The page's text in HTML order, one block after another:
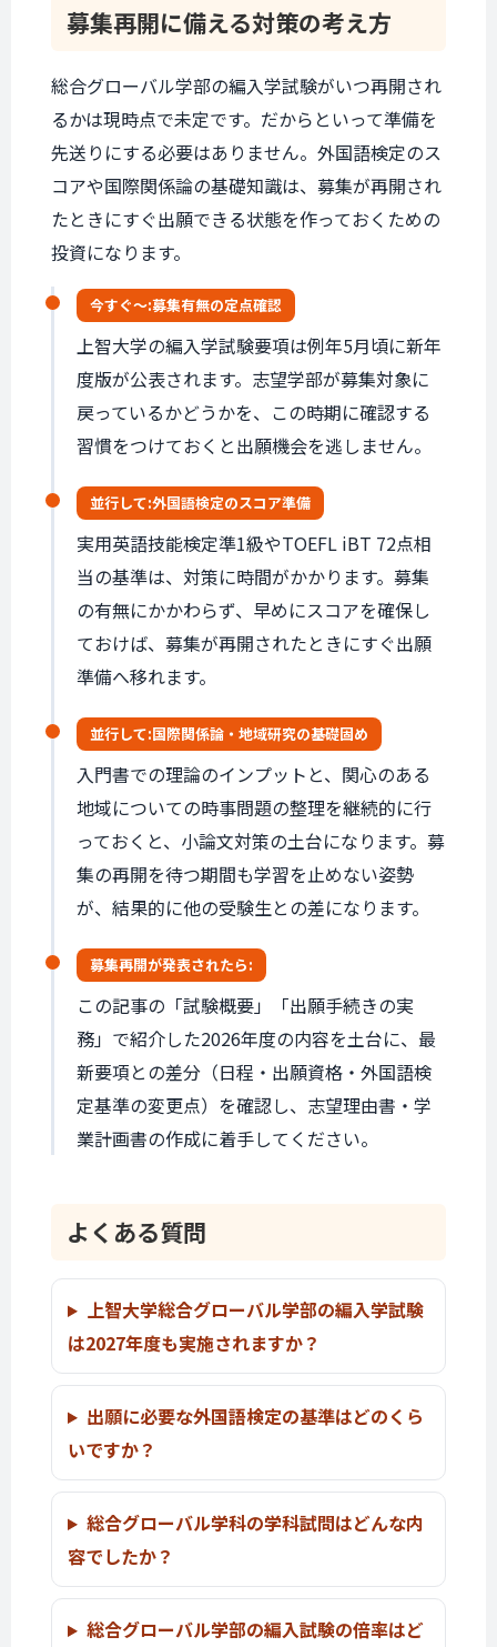
募集再開に備える対策の考え方
総合グローバル学部の編入学試験がいつ再開され
るかは現時点で未定です。だからといって準備を
先送りにする必要はありません。外国語検定のス
コアや国際関係論の基礎知識は、募集が再開され
たときにすぐ出願できる状態を作っておくための
投資になります。
今すぐ〜:募集有無の定点確認
上智大学の編入学試験要項は例年5月頃に新年
度版が公表されます。志望学部が募集対象に
戻っているかどうかを、この時期に確認する
習慣をつけておくと出願機会を逃しません。
並行して:外国語検定のスコア準備
実用英語技能検定準1級やTOEFL iBT 72点相
当の基準は、対策に時間がかかります。募集
の有無にかかわらず、早めにスコアを確保し
ておけば、募集が再開されたときにすぐ出願
準備へ移れます。
並行して:国際関係論・ 地域研究の基礎固め
入門書での理論のインプットと、関心のある
地域についての時事問題の整理を継続的に行
っておくと、小論文対策の土台になります。募
集の再開を待つ期間も学習を止めない姿勢
が、結果的に他の受験生との差になります。
募集再開が発表されたら:
この記事の「試験概要」「出願手続きの実
務」で紹介した2026年度の内容を土台に、最
新要項との差分（日程・出願資格・外国語検
定基準の変更点）を確認し、志望理由書・学
業計画書の作成に着手してください。
よくある質問
上智大学総合グローバル学部の編入学試験
は2027年度も実施されますか？
出願に必要な外国語検定の基準はどのくら
いですか？
総合グローバル学科の学科試問はどんな内
容でしたか？
総合グローバル学部の編入試験の倍率はど